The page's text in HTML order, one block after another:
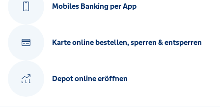
Mobiles Banking per App
Karte online bestellen, sperren & entsperren
Depot online eröffnen